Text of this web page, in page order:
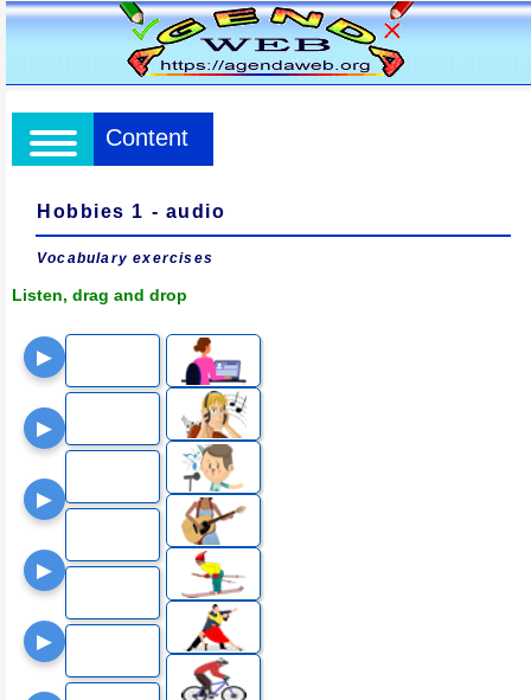
Content
Hobbies 1 - audio
Vocabulary exercises
Listen, drag and drop
▶
▶
▶
▶
▶